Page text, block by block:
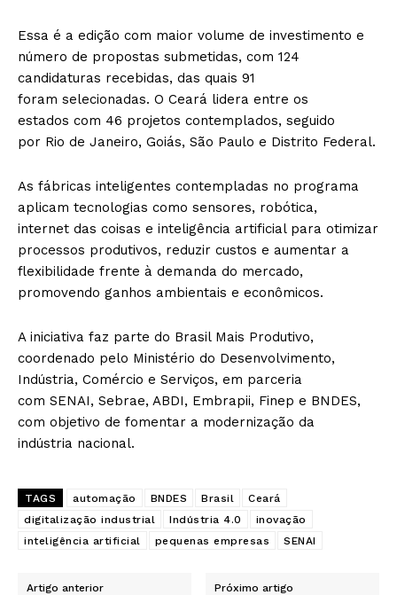
Essa é a edição com maior volume de investimento e
número de propostas submetidas, com 124
candidaturas recebidas, das quais 91
foram selecionadas. O Ceará lidera entre os
estados com 46 projetos contemplados, seguido
por Rio de Janeiro, Goiás, São Paulo e Distrito Federal.
As fábricas inteligentes contempladas no programa
aplicam tecnologias como sensores, robótica,
internet das coisas e inteligência artificial para otimizar
processos produtivos, reduzir custos e aumentar a
flexibilidade frente à demanda do mercado,
promovendo ganhos ambientais e econômicos.
A iniciativa faz parte do Brasil Mais Produtivo,
coordenado pelo Ministério do Desenvolvimento,
Indústria, Comércio e Serviços, em parceria
com SENAI, Sebrae, ABDI, Embrapii, Finep e BNDES,
com objetivo de fomentar a modernização da
indústria nacional.
TAGS automação BNDES Brasil
Ceará
digitalização industrial
Indústria 4.0
inovação
inteligência artificial
pequenas empresas SENAI
Artigo anterior Próximo artigo